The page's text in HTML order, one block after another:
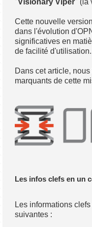
"Visionary Viper" (la
Cette nouvelle
dans l'évolution
significatives en
de facilité d'utilisation.
Dans cet article,
marquants de cette
Les infos clefs en un
Les informations
suivantes :